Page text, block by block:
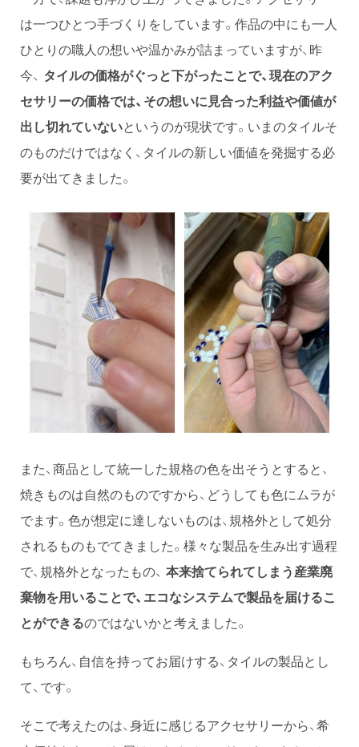
は一つひとつ手づくりをしています。作品の中にも一人
ひとりの職人の想いや温かみが詰まっていますが、昨
今、 タイルの価格がぐっと下がったことで、現在のアク
セサリーの価格では、その想いに見合った利益や価値が
出し切れていないというのが現状です。いまのタイルそ
のものだけではなく、タイルの新しい価値を発掘する必
要が出てきました。
また、商品として統一した規格の色を出そうとすると、
焼きものは自然のものですから、どうしても色にムラが
でます。色が想定に達しないものは、規格外として処分
されるものもでてきました。様々な製品を生み出す過程
で、規格外となったもの、 本来捨てられてしまう産業廃
棄物を用いることで、エコなシステムで製品を届けるこ
とができるのではないかと考えました。
もちろん、自信を持ってお届けする、タイルの製品とし
て、です。
そこで考えたのは、身近に感じるアクセサリーから、希